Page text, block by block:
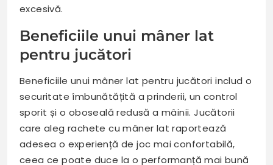
excesivă.
Beneficiile unui mâner lat
pentru jucători
Beneficiile unui mâner lat pentru jucători includ o
securitate îmbunătățită a prinderii, un control
sporit și o oboseală redusă a mâinii. Jucătorii
care aleg rachete cu mâner lat raportează
adesea o experiență de joc mai confortabilă,
ceea ce poate duce la o performanță mai bună